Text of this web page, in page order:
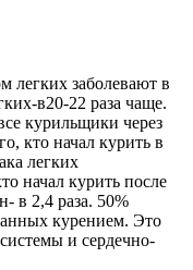
легких заболевают в
в20-22 раза чаще.
курильщики через
кто начал курить в
легких
начал курить после
в 2,4 раза. 50%
курением. Это
и сердечно-